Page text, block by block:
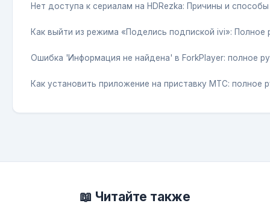
Нет доступа к сериалам на HDRezka: Причины и
Как выйти из режима «Поделись подпиской ivi»: Полное
Ошибка 'Информация не найдена' в ForkPlayer: полное
Как установить приложение на приставку МТС: полное
📖 Читайте также